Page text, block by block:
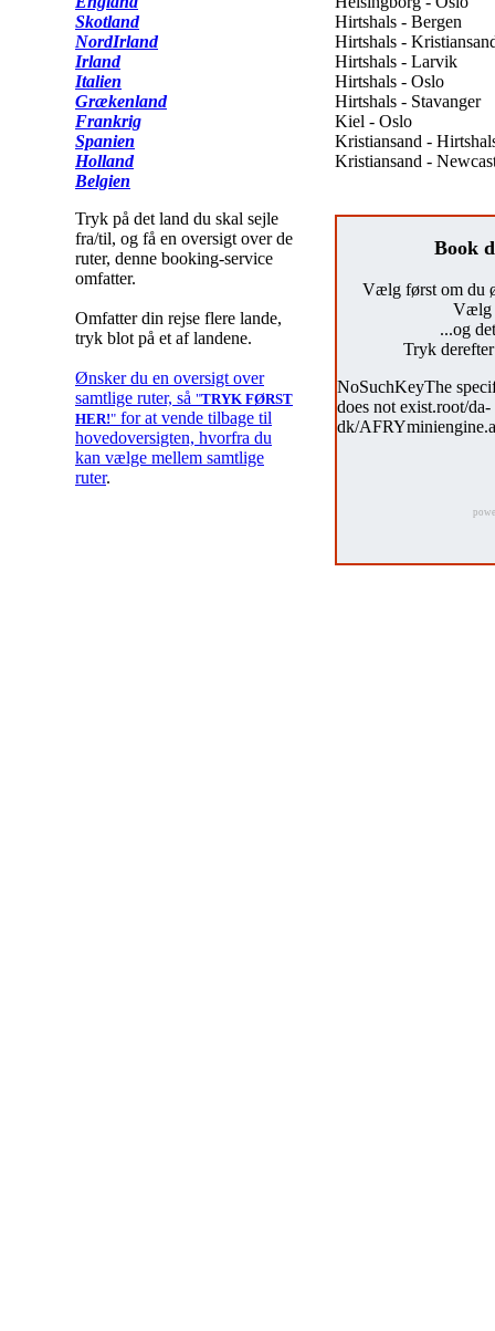
Skotland
NordIrland
Irland
Italien
Grækenland
Frankrig
Spanien
Holland
Belgien
Tryk på det land du skal sejle
fra/til, og få en oversigt over de
ruter, denne booking-service
omfatter.
Omfatter din rejse flere lande,
tryk blot på et af landene.
Ønsker du en oversigt over
samtlige ruter, så "TRYK FØRST
HER!" for at vende tilbage til
hovedoversigten, hvorfra du
kan vælge mellem samtlige
ruter.
Hirtshals - Bergen
Hirtshals -
Hirtshals - Larvik
Hirtshals - Oslo
Hirtshals - Stavanger
Kiel - Oslo
Kristiansand -
Kristiansand -
Book
Vælg først om du
Vælg
...og
Tryk